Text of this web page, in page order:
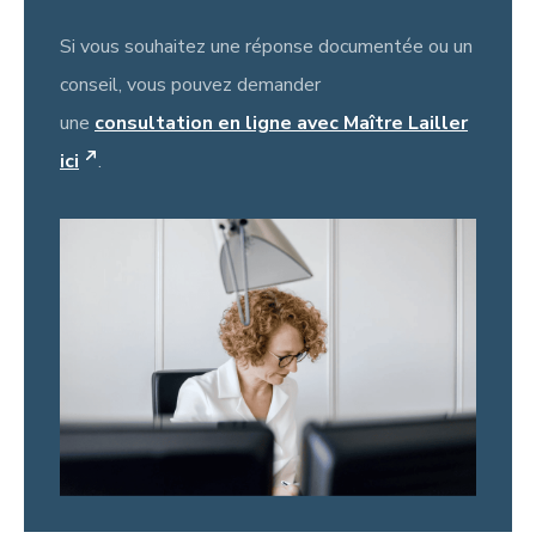
Si vous souhaitez une réponse documentée ou un
conseil, vous pouvez demander
une consultation en ligne avec Maître Lailler
ici
.